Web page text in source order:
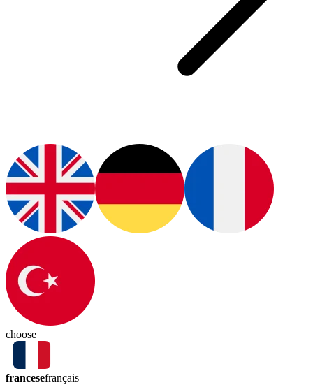
choose
francesefrançais